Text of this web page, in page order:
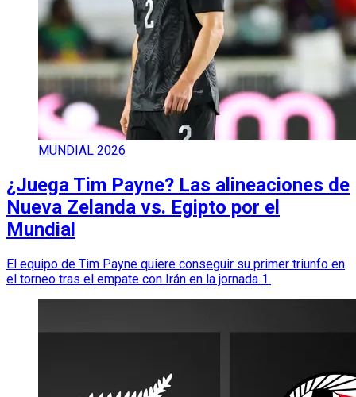
MUNDIAL 2026
¿Juega Tim Payne? Las alineaciones de
Nueva Zelanda vs. Egipto por el
Mundial
El equipo de Tim Payne quiere conseguir su primer triunfo en
el torneo tras el empate con Irán en la jornada 1.